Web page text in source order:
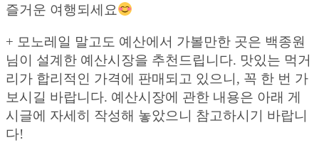
즐거운 여행되세요
+ 모노레일 말고도 예산에서 가볼만한 곳은 백종원
님이 설계한 예산시장을 추천드립니다. 맛있는 먹거
리가 합리적인 가격에 판매되고 있으니, 꼭 한 번 가
보시길 바랍니다. 예산시장에 관한 내용은 아래 게
시글에 자세히 작성해 놓았으니 참고하시기 바랍니
다!